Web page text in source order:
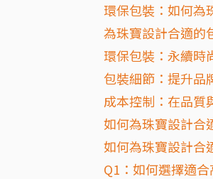
環保包裝：如何為
為珠寶設計合適的
環保包裝：永續時
包裝細節：提升品
成本控制：在品質
如何為珠寶設計合
如何為珠寶設計合
Q1：如何選擇適